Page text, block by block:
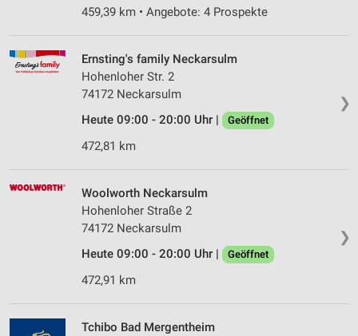
459,39 km • Angebote: 4 Prospekte
❯
Ernsting's family Neckarsulm
Hohenloher Str. 2
74172 Neckarsulm
Heute 09:00 - 20:00 Uhr |
Geöffnet
472,81 km
❯
Woolworth Neckarsulm
Hohenloher Straße 2
74172 Neckarsulm
Heute 09:00 - 20:00 Uhr |
Geöffnet
472,91 km
Tchibo Bad Mergentheim